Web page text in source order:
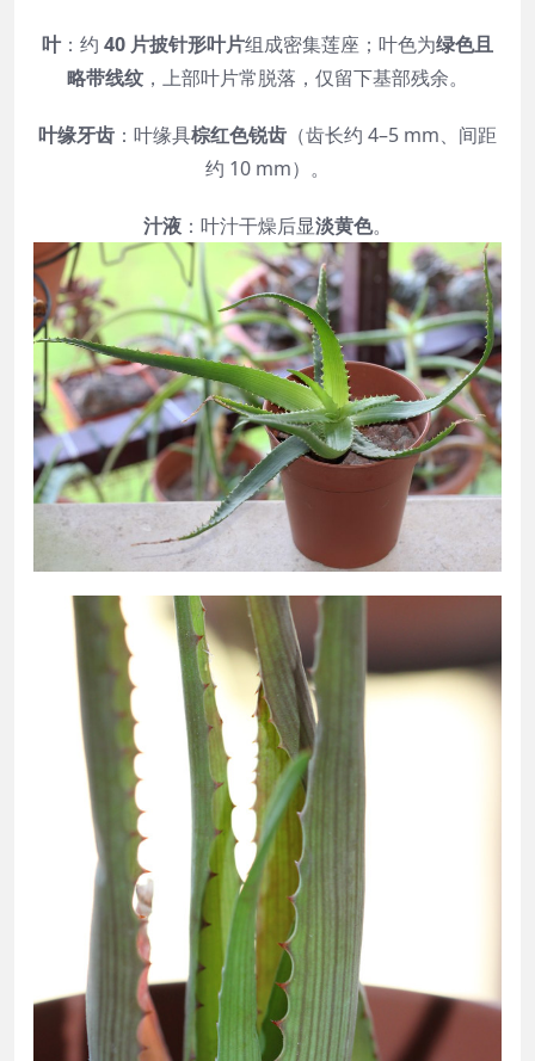
叶：约 40 片披针形叶片组成密集莲座；叶色为绿色且
略带线纹 ，上部叶片常脱落，仅留下基部残余。
叶缘牙齿 ：叶缘具棕红色锐齿 （齿长约 4–5 mm、间距
约 10 mm）。
汁液 ：叶汁干燥后显淡黄色。